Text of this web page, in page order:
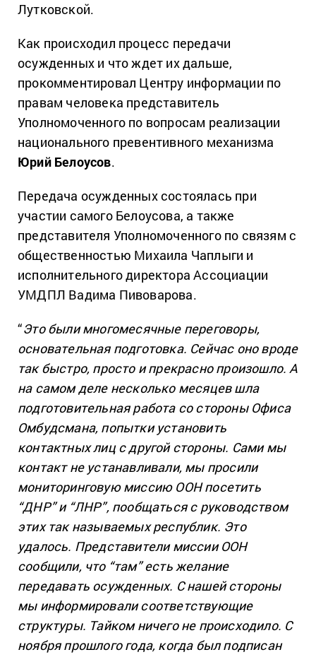
Лутковской.
Как происходил процесс передачи
осужденных и что ждет их дальше,
прокомментировал Центру информации по
правам человека представитель
Уполномоченного по вопросам реализации
национального превентивного механизма
Юрий Белоусов.
Передача осужденных состоялась при
участии самого Белоусова, а также
представителя Уполномоченного по связям с
общественностью Михаила Чаплыги и
исполнительного директора Ассоциации
УМДПЛ Вадима Пивоварова.
“Это были многомесячные переговоры,
основательная подготовка. Сейчас оно вроде
так быстро, просто и прекрасно произошло. А
на самом деле несколько месяцев шла
подготовительная работа со стороны Офиса
Омбудсмана, попытки установить
контактных лиц с другой стороны. Сами мы
контакт не устанавливали, мы просили
мониторинговую миссию ООН посетить
“ДНР” и “ЛНР”, пообщаться с руководством
этих так называемых республик. Это
удалось. Представители миссии ООН
сообщили, что “там” есть желание
передавать осужденных. С нашей стороны
мы информировали соответствующие
структуры. Тайком ничего не происходило. С
ноября прошлого года, когда был подписан